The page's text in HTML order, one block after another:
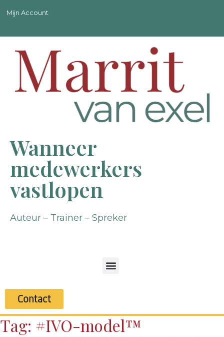
Mijn Account
Wanneer
medewerkers
vastlopen
Auteur – Trainer – Spreker
Contact
Tag: #IVO-model™